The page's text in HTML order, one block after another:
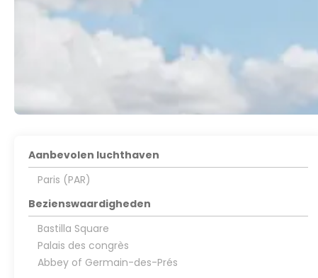
Aanbevolen luchthaven
Paris (PAR)
Bezienswaardigheden
Bastilla Square
Palais des congrès
Abbey of Germain-des-Prés